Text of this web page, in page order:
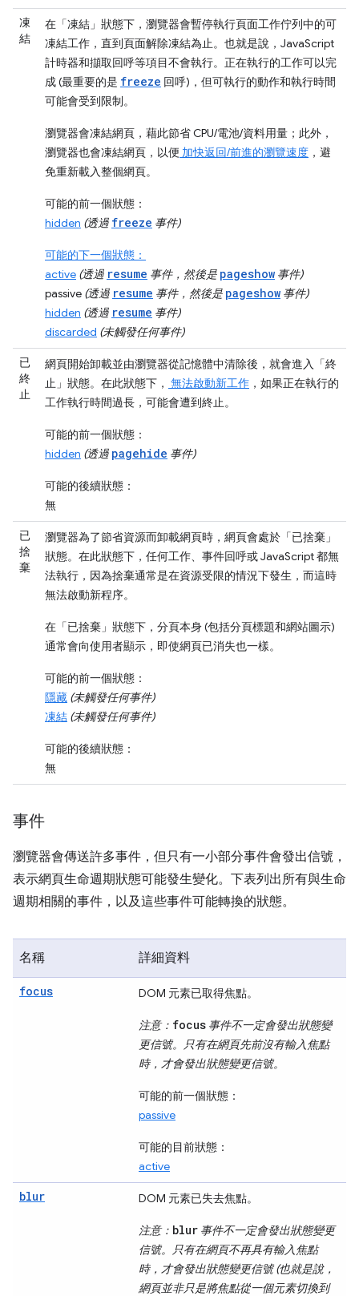
凍
結
在「凍結」 狀態下，瀏覽器會暫停執行頁面工作佇列中的可
凍結工作，直到頁面解除凍結為止。也就是說，JavaScript
計時器和擷取回呼等項目不會執行。正在執行的工作可以完
成 (最重要的是 freeze 回呼)，但可執行的動作和執行時間
可能會受到限制。
瀏覽器會凍結網頁，藉此節省 CPU/電池/資料用量；此外，
瀏覽器也會凍結網頁，以便 加快返回/前進的瀏覽速度 ，避
免重新載入整個網頁。
可能的前一個狀態：
hidden (透過 freeze 事件)
可能的下一個狀態：
active (透過 resume 事件，然後是 pageshow 事件)
passive (透過 resume 事件，然後是 pageshow 事件)
hidden (透過 resume 事件)
discarded (未觸發任何事件)
已
終
止
網頁開始卸載並由瀏覽器從記憶體中清除後，就會進入「終
止」 狀態。在此狀態下， 無法啟動新工作 ，如果正在執行的
工作執行時間過長，可能會遭到終止。
可能的前一個狀態：
hidden (透過 pagehide 事件)
可能的後續狀態：
無
已
捨
棄
瀏覽器為了節省資源而卸載網頁時，網頁會處於「已捨棄」
狀態。在此狀態下，任何工作、事件回呼或 JavaScript 都無
法執行，因為捨棄通常是在資源受限的情況下發生，而這時
無法啟動新程序。
在「已捨棄」 狀態下，分頁本身 (包括分頁標題和網站圖示)
通常會向使用者顯示，即使網頁已消失也一樣。
可能的前一個狀態：
隱藏 (未觸發任何事件)
凍結 (未觸發任何事件)
可能的後續狀態：
無
事件
瀏覽器會傳送許多事件，但只有一小部分事件會發出信號，
表示網頁生命週期狀態可能發生變化。下表列出所有與生命
週期相關的事件，以及這些事件可能轉換的狀態。
名稱 詳細資料
focus DOM 元素已取得焦點。
注意： focus 事件不一定會發出狀態變
更信號。只有在網頁先前沒有輸入焦點
時，才會發出狀態變更信號。
可能的前一個狀態：
passive
可能的目前狀態：
active
blur DOM 元素已失去焦點。
注意： blur 事件不一定會發出狀態變更
信號。只有在網頁不再具有輸入焦點
時，才會發出狀態變更信號 (也就是說，
網頁並非只是將焦點從一個元素切換到